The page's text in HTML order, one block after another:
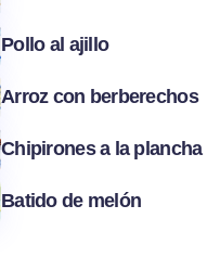
Pollo al ajillo
Arroz con berberechos
Chipirones a la plancha
Batido de melón